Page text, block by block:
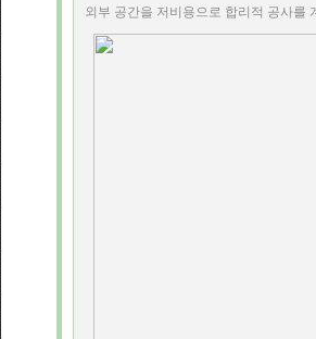
외부 공간을 저비용으로 합리적 공사를